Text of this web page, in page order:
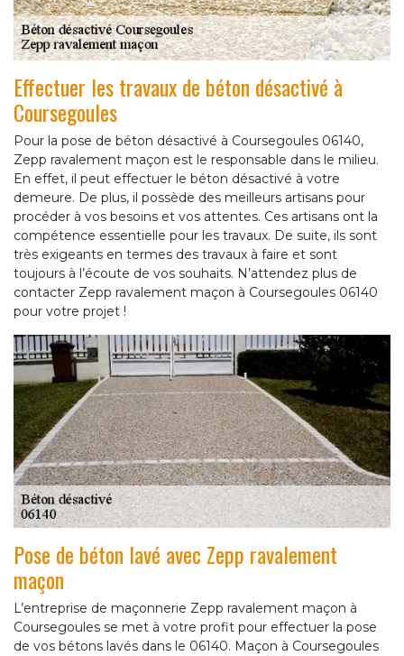
Effectuer les travaux de béton désactivé à
Coursegoules
Pour la pose de béton désactivé à Coursegoules 06140,
Zepp ravalement maçon est le responsable dans le milieu.
En effet, il peut effectuer le béton désactivé à votre
demeure. De plus, il possède des meilleurs artisans pour
procéder à vos besoins et vos attentes. Ces artisans ont la
compétence essentielle pour les travaux. De suite, ils sont
très exigeants en termes des travaux à faire et sont
toujours à l’écoute de vos souhaits. N’attendez plus de
contacter Zepp ravalement maçon à Coursegoules 06140
pour votre projet !
Pose de béton lavé avec Zepp ravalement
maçon
L’entreprise de maçonnerie Zepp ravalement maçon à
Coursegoules se met à votre profit pour effectuer la pose
de vos bétons lavés dans le 06140. Maçon à Coursegoules